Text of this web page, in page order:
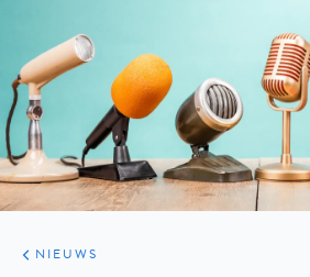
ARTIKELEN
HET
KORT
NIEUWS